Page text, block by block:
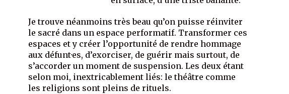
Je trouve néanmoins très beau qu’on puisse réinviter
le sacré dans un espace performatif. Transformer ces
espaces et y créer l’opportunité de rendre hommage
aux défunt·es, d’exorciser, de guérir mais surtout, de
s’accorder un moment de suspension. Les deux étant
selon moi, inextricablement liés: le théâtre comme
les religions sont pleins de rituels.